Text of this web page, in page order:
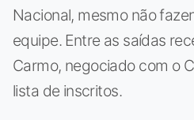
Nacional, mesmo não
equipe. Entre as saídas
Carmo, negociado com o
lista de inscritos.